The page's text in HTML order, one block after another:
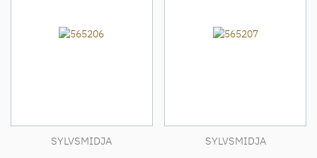
SYLVSMIDJA SYLVSMIDJA